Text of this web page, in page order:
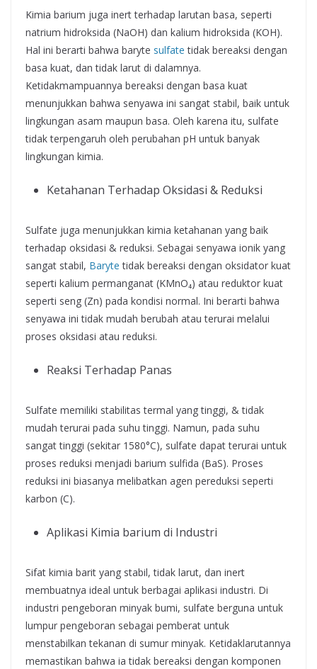
Kimia barium juga inert terhadap larutan basa, seperti
natrium hidroksida (NaOH) dan kalium hidroksida (KOH).
Hal ini berarti bahwa baryte sulfate tidak bereaksi dengan
basa kuat, dan tidak larut di dalamnya.
Ketidakmampuannya bereaksi dengan basa kuat
menunjukkan bahwa senyawa ini sangat stabil, baik untuk
lingkungan asam maupun basa. Oleh karena itu, sulfate
tidak terpengaruh oleh perubahan pH untuk banyak
lingkungan kimia.
Ketahanan Terhadap Oksidasi & Reduksi
Sulfate juga menunjukkan kimia ketahanan yang baik
terhadap oksidasi & reduksi. Sebagai senyawa ionik yang
sangat stabil, Baryte tidak bereaksi dengan oksidator kuat
seperti kalium permanganat (KMnO₄) atau reduktor kuat
seperti seng (Zn) pada kondisi normal. Ini berarti bahwa
senyawa ini tidak mudah berubah atau terurai melalui
proses oksidasi atau reduksi.
Reaksi Terhadap Panas
Sulfate memiliki stabilitas termal yang tinggi, & tidak
mudah terurai pada suhu tinggi. Namun, pada suhu
sangat tinggi (sekitar 1580°C), sulfate dapat terurai untuk
proses reduksi menjadi barium sulfida (BaS). Proses
reduksi ini biasanya melibatkan agen pereduksi seperti
karbon (C).
Aplikasi Kimia barium di Industri
Sifat kimia barit yang stabil, tidak larut, dan inert
membuatnya ideal untuk berbagai aplikasi industri. Di
industri pengeboran minyak bumi, sulfate berguna untuk
lumpur pengeboran sebagai pemberat untuk
menstabilkan tekanan di sumur minyak. Ketidaklarutannya
memastikan bahwa ia tidak bereaksi dengan komponen